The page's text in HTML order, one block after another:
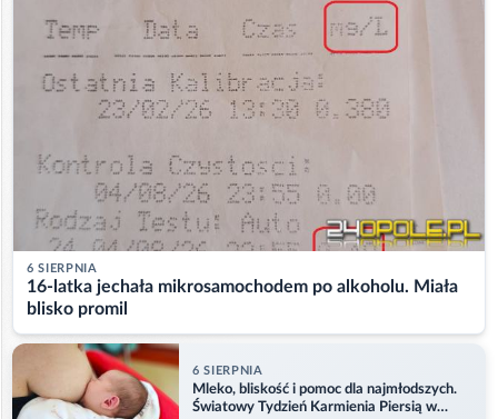
6 SIERPNIA
16-latka jechała mikrosamochodem po alkoholu. Miała
blisko promil
6 SIERPNIA
Mleko, bliskość i pomoc dla najmłodszych.
Światowy Tydzień Karmienia Piersią w